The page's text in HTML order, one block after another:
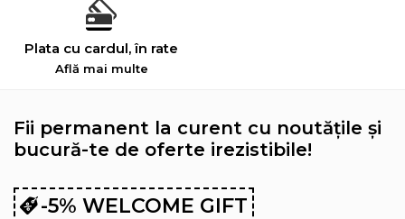
Plata cu cardul, în rate
Află mai multe
Fii permanent la curent cu noutățile și
bucură-te de oferte irezistibile!
-5% WELCOME GIFT